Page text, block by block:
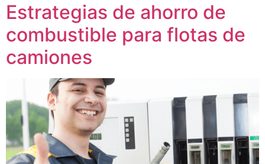
Estrategias de ahorro de
combustible para flotas de
camiones